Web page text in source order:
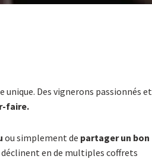
unique. Des vignerons passionnés et
faire.
ou simplement de partager un bon
déclinent en de multiples coffrets